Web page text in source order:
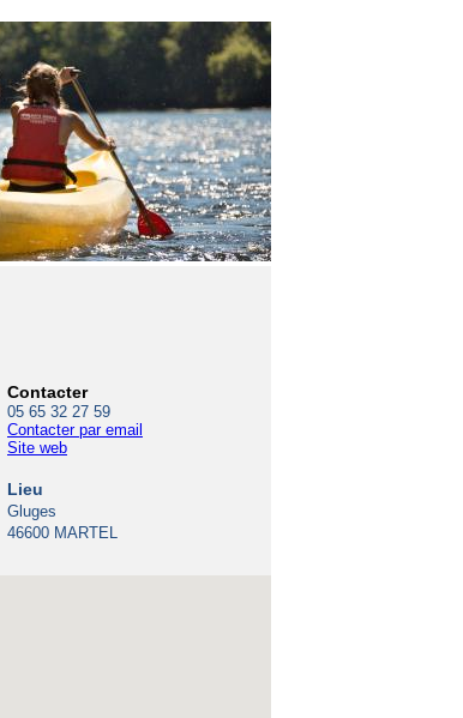
Contacter
05 65 32 27 59
Contacter par email
Site web
Lieu
Gluges
46600 MARTEL